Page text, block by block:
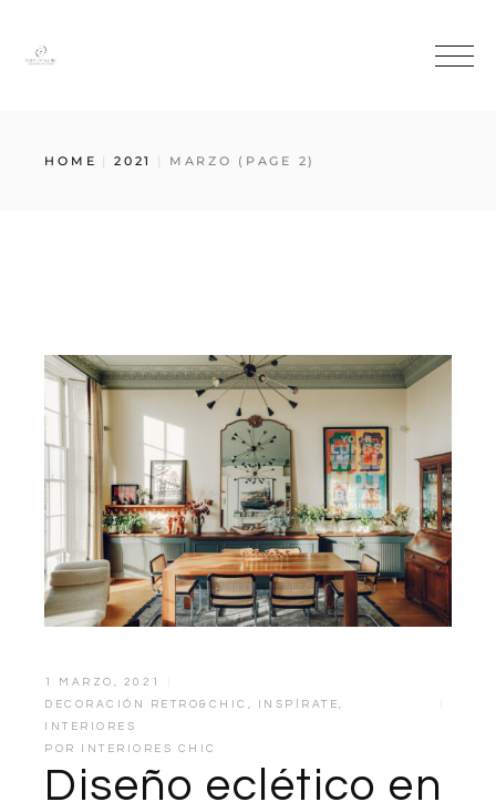
HOME 2021 MARZO (PAGE 2)
1 MARZO, 2021
DECORACIÓN RETRO&CHIC , INSPÍRATE,
INTERIORES
POR
INTERIORES CHIC
Diseño eclético en